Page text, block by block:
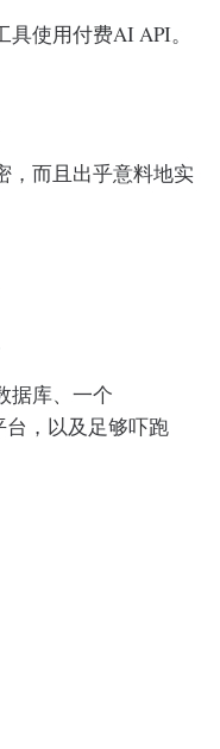
使用付费AI API。
，而且出乎意料地实
据库、一个
台，以及足够吓跑